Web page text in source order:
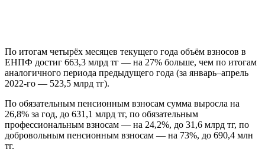
По итогам четырёх месяцев текущего года объём взносов в
ЕНПФ достиг 663,3 млрд тг — на 27% больше, чем по итогам
аналогичного периода предыдущего года (за январь–апрель
2022-го — 523,5 млрд тг).
По обязательным пенсионным взносам сумма выросла на
26,8% за год, до 631,1 млрд тг, по обязательным
профессиональным взносам — на 24,2%, до 31,6 млрд тг, по
добровольным пенсионным взносам — на 73%, до 690,4 млн
тг.